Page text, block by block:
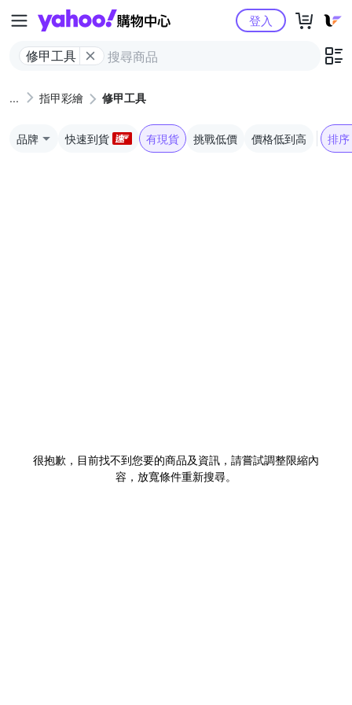
Yahoo購物中心
修甲工具
登入
指甲彩繪 修甲工具
品牌 快速到貨 有現貨 挑戰低價 價格低到高 排序
很抱歉，目前找不到您要的商品及資訊，請嘗試調整限縮內
容，放寬條件重新搜尋。